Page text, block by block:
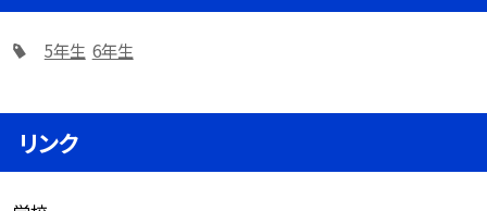
5年生 6年生
リンク